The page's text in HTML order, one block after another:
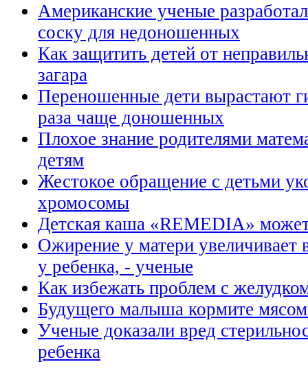
Американские ученые
соску для недоношенных
Как защитить детей от
загара
Переношенные дети вырастают
раза чаще доношенных
Плохое знание родителями
детям
Жестокое обращение с детьми
хромосомы
Детская каша «REMEDIA»
Ожирение у матери увеличивает
у ребенка, - ученые
Как избежать проблем с
Будущего малыша кормите
Ученые доказали вред
ребенка